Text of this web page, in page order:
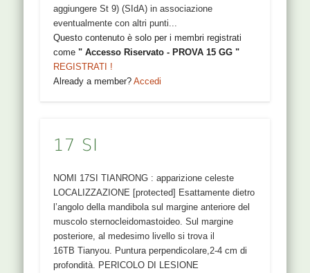
aggiungere St 9) (SIdA) in associazione
eventualmente con altri punti...
Questo contenuto è solo per i membri registrati
come" Accesso Riservato - PROVA 15 GG "
REGISTRATI !
Already a member?Accedi
17 SI
NOMI 17SI TIANRONG : apparizione celeste
LOCALIZZAZIONE [protected] Esattamente dietro
l’angolo della mandibola sul margine anteriore del
muscolo sternocleidomastoideo. Sul margine
posteriore, al medesimo livello si trova il
16TB Tianyou. Puntura perpendicolare,2-4 cm di
profondità. PERICOLO DI LESIONE